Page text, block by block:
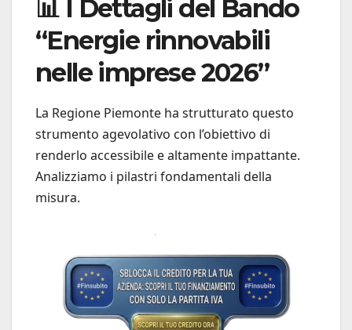
📊 I Dettagli del Bando
“Energie rinnovabili
nelle imprese 2026”
La Regione Piemonte ha strutturato questo
strumento agevolativo con l’obiettivo di
renderlo accessibile e altamente impattante.
Analizziamo i pilastri fondamentali della
misura.